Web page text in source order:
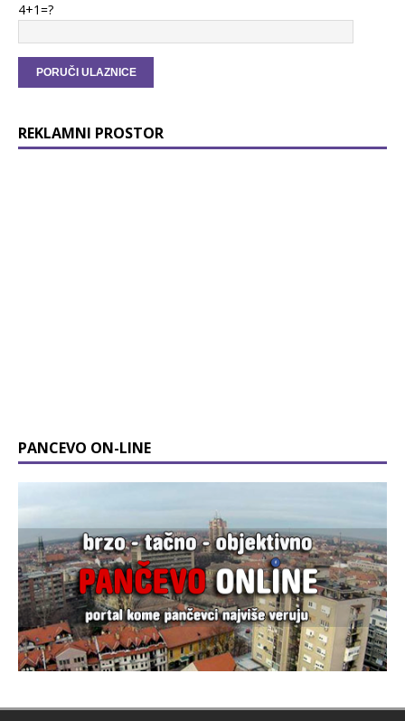
4+1=?
REKLAMNI PROSTOR
PANCEVO ON-LINE